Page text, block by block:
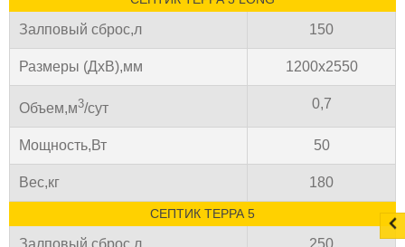
Залповый сброс,л 150
Размеры (ДхВ),мм 1200х2550
Объем,м3/сут 0,7
Мощность,Вт 50
Вес,кг 180
СЕПТИК ТЕРРА 5
Залповый сброс,л 250